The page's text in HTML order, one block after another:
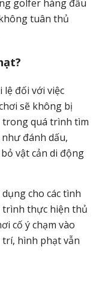
golfer hàng đầu
tuân thủ
lệ đối với việc
sẽ không bị
trong quá trình tìm
đánh dấu,
vật cản di động
cho các tình
trình thực hiện thủ
cố ý chạm vào
trí, hình phạt vẫn